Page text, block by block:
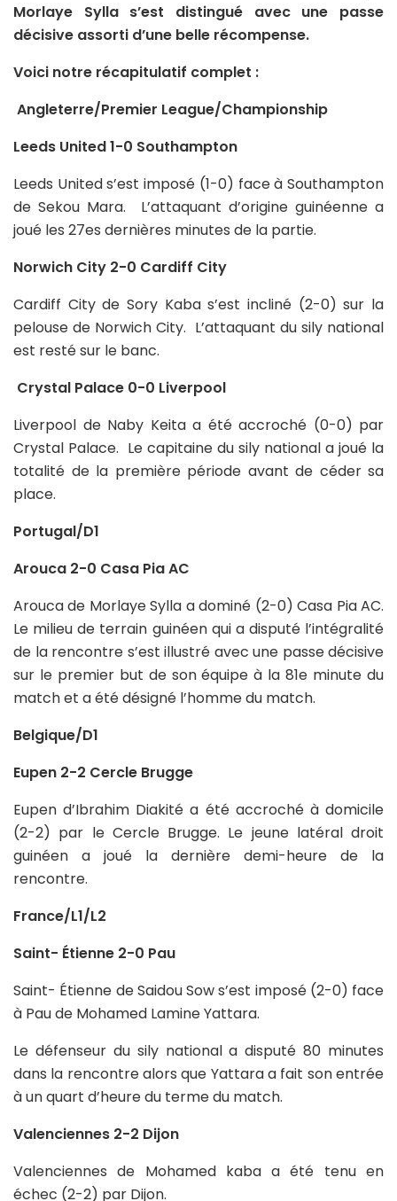
Morlaye Sylla s’est distingué avec une passe
décisive assorti d’une belle récompense.
Voici notre récapitulatif complet :
Angleterre/Premier League/Championship
Leeds United 1-0 Southampton
Leeds United s’est imposé (1-0) face à Southampton
de Sekou Mara. L’attaquant d’origine guinéenne a
joué les 27es dernières minutes de la partie.
Norwich City 2-0 Cardiff City
Cardiff City de Sory Kaba s’est incliné (2-0) sur la
pelouse de Norwich City. L’attaquant du sily national
est resté sur le banc.
Crystal Palace 0-0 Liverpool
Liverpool de Naby Keita a été accroché (0-0) par
Crystal Palace. Le capitaine du sily national a joué la
totalité de la première période avant de céder sa
place.
Portugal/D1
Arouca 2-0 Casa Pia AC
Arouca de Morlaye Sylla a dominé (2-0) Casa Pia AC.
Le milieu de terrain guinéen qui a disputé l’intégralité
de la rencontre s’est illustré avec une passe décisive
sur le premier but de son équipe à la 81e minute du
match et a été désigné l’homme du match.
Belgique/D1
Eupen 2-2 Cercle Brugge
Eupen d’Ibrahim Diakité a été accroché à domicile
(2-2) par le Cercle Brugge. Le jeune latéral droit
guinéen a joué la dernière demi-heure de la
rencontre.
France/L1/L2
Saint- Étienne 2-0 Pau
Saint- Étienne de Saidou Sow s’est imposé (2-0) face
à Pau de Mohamed Lamine Yattara.
Le défenseur du sily national a disputé 80 minutes
dans la rencontre alors que Yattara a fait son entrée
à un quart d’heure du terme du match.
Valenciennes 2-2 Dijon
Valenciennes de Mohamed kaba a été tenu en
échec (2-2) par Dijon.